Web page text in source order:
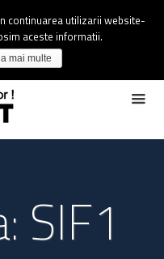
SIF1
continuarea utilizarii website-
aceste informatii.
mai multe